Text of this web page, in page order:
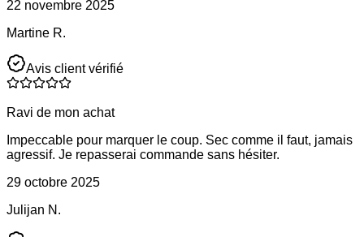
22 novembre 2025
Martine R.
Avis client vérifié
Ravi de mon achat
Impeccable pour marquer le coup. Sec comme il faut, jamais
agressif. Je repasserai commande sans hésiter.
29 octobre 2025
Julijan N.